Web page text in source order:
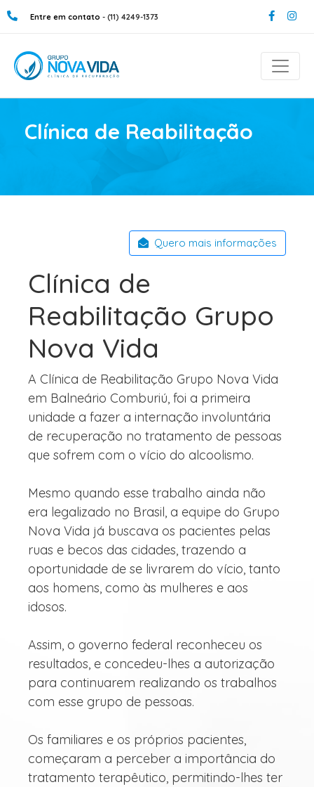
Entre em contato - (11) 4249-1373
Clínica de Reabilitação
Quero mais informações
Clínica de
Reabilitação Grupo
Nova Vida
A Clínica de Reabilitação Grupo Nova Vida
em Balneário Comburiú, foi a primeira
unidade a fazer a internação involuntária
de recuperação no tratamento de pessoas
que sofrem com o vício do alcoolismo.
Mesmo quando esse trabalho ainda não
era legalizado no Brasil, a equipe do Grupo
Nova Vida já buscava os pacientes pelas
ruas e becos das cidades, trazendo a
oportunidade de se livrarem do vício, tanto
aos homens, como às mulheres e aos
idosos.
Assim, o governo federal reconheceu os
resultados, e concedeu-lhes a autorização
para continuarem realizando os trabalhos
com esse grupo de pessoas.
Os familiares e os próprios pacientes,
começaram a perceber a importância do
tratamento terapêutico, permitindo-lhes ter